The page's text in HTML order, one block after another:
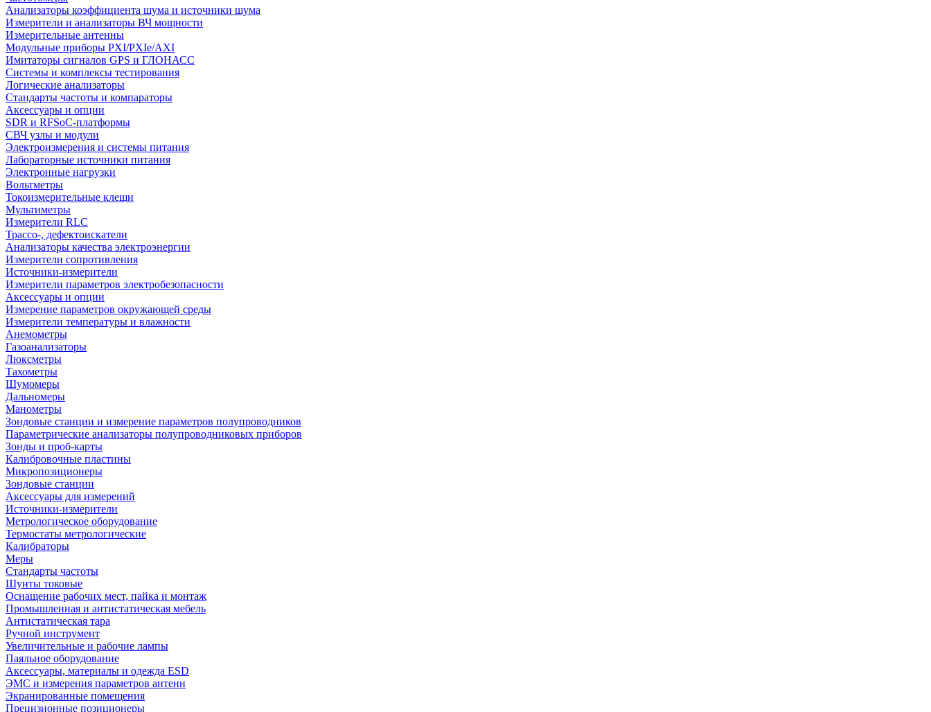
Анализаторы коэффициента шума и источники шума
Измерители и анализаторы ВЧ мощности
Измерительные антенны
Модульные приборы PXI/PXIe/AXI
Имитаторы сигналов GPS и ГЛОНАСС
Системы и комплексы тестирования
Логические анализаторы
Стандарты частоты и компараторы
Аксессуары и опции
SDR и RFSoC‑платформы
СВЧ узлы и модули
Электроизмерения и системы питания
Лабораторные источники питания
Электронные нагрузки
Вольтметры
Токоизмерительные клещи
Мультиметры
Измерители RLC
Трассо-, дефектоискатели
Анализаторы качества электроэнергии
Измерители сопротивления
Источники-измерители
Измерители параметров электробезопасности
Аксессуары и опции
Измерение параметров окружающей среды
Измерители температуры и влажности
Анемометры
Газоанализаторы
Люксметры
Тахометры
Шумомеры
Дальномеры
Манометры
Зондовые станции и измерение параметров полупроводников
Параметрические анализаторы полупроводниковых приборов
Зонды и проб-карты
Калибровочные пластины
Микропозиционеры
Зондовые станции
Аксессуары для измерений
Источники-измерители
Метрологическое оборудование
Термостаты метрологические
Калибраторы
Меры
Стандарты частоты
Шунты токовые
Оснащение рабочих мест, пайка и монтаж
Промышленная и антистатическая мебель
Антистатическая тара
Ручной инструмент
Увеличительные и рабочие лампы
Паяльное оборудование
Аксессуары, материалы и одежда ESD
ЭМС и измерения параметров антенн
Экранированные помещения
Прецизионные позиционеры